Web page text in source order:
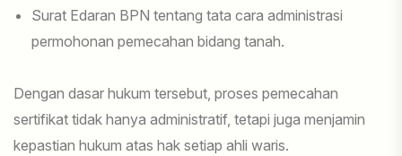
Surat Edaran BPN tentang tata cara administrasi
permohonan pemecahan bidang tanah.
Dengan dasar hukum tersebut, proses pemecahan
sertifikat tidak hanya administratif, tetapi juga menjamin
kepastian hukum atas hak setiap ahli waris.